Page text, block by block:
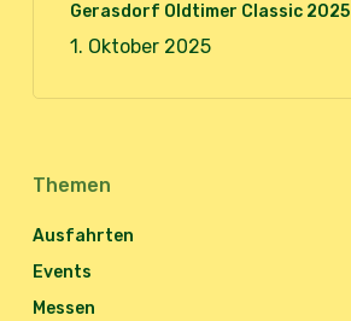
Gerasdorf Oldtimer Classic 2025
1. Oktober 2025
Themen
Ausfahrten
Events
Messen